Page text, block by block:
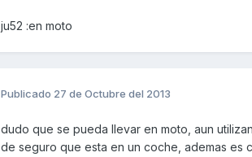
ju52 :en moto
Publicado 27 de Octubre del 2013
dudo que se pueda llevar en moto, aun
de seguro que esta en un coche, ademas es